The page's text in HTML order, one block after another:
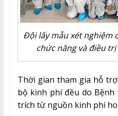
Đội lấy mẫu xét nghiệm
chức năng và điều
Thời gian tham gia hỗ
bộ kinh phí đều do
trích từ nguồn kinh phí